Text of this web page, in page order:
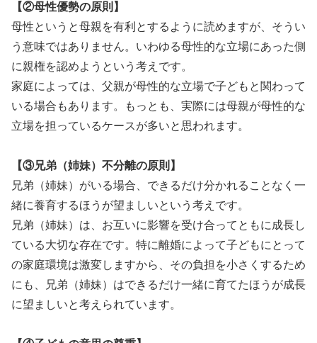
【②母性優勢の原則】
母性というと母親を有利とするように読めますが、そうい
う意味ではありません。いわゆる母性的な立場にあった側
に親権を認めようという考えです。
家庭によっては、父親が母性的な立場で子どもと関わって
いる場合もあります。もっとも、実際には母親が母性的な
立場を担っているケースが多いと思われます。
【③兄弟（姉妹）不分離の原則】
兄弟（姉妹）がいる場合、できるだけ分かれることなく一
緒に養育するほうが望ましいという考えです。
兄弟（姉妹）は、お互いに影響を受け合ってともに成長し
ている大切な存在です。特に離婚によって子どもにとって
の家庭環境は激変しますから、その負担を小さくするため
にも、兄弟（姉妹）はできるだけ一緒に育てたほうが成長
に望ましいと考えられています。